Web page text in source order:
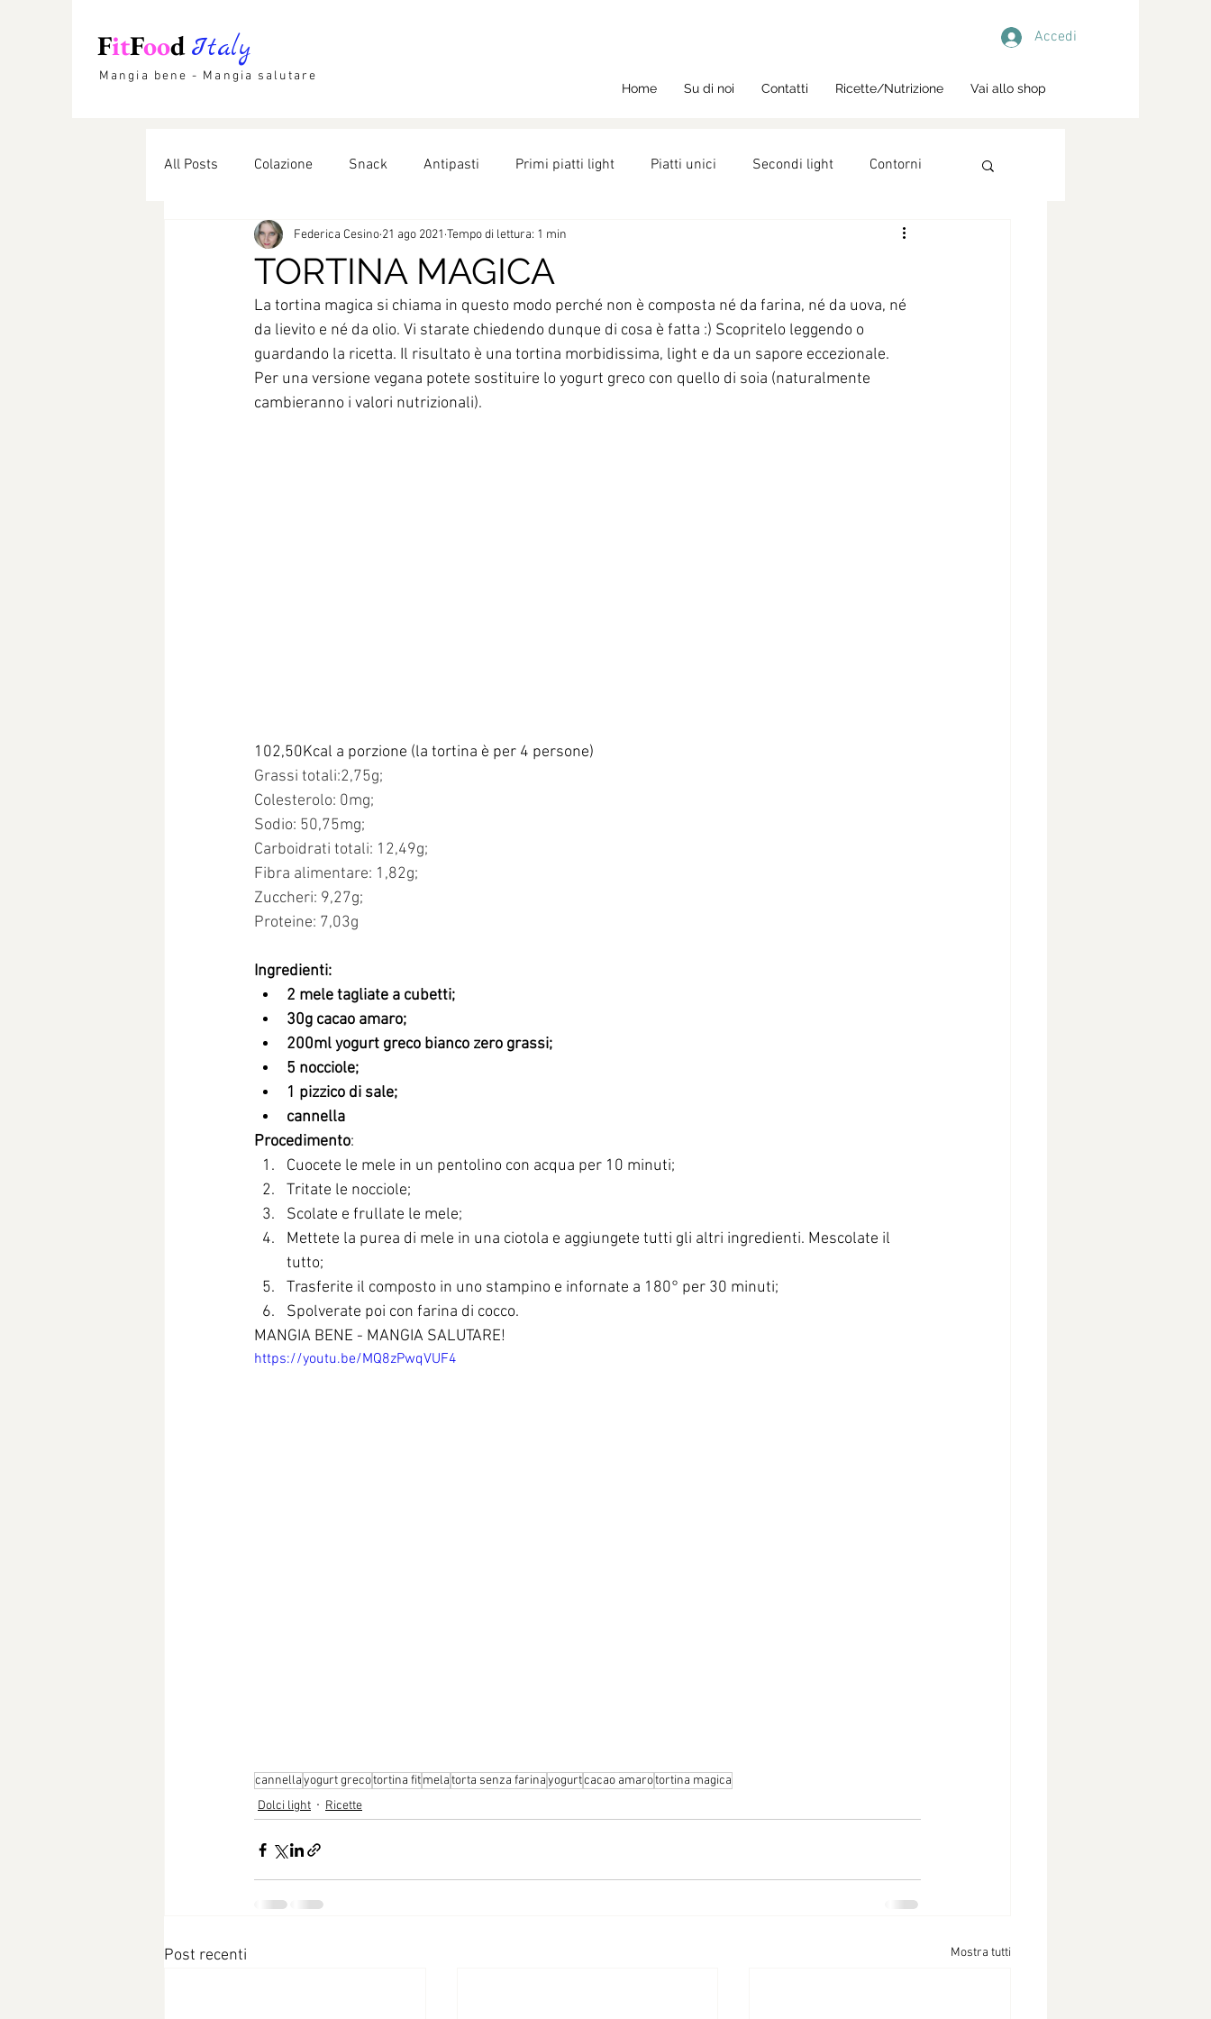
FitFoodItaly
Mangia bene - Mangia salutare
Accedi
Home Su di noi Contatti Ricette/Nutrizione Vai allo shop
All Posts Colazione Snack Antipasti Primi piatti light Piatti unici Secondi light Contorni
Lievitati Dolci light Ricette Nutrizione
TORTINA MAGICA
Federica Cesino 21 ago 2021 Tempo di lettura: 1 min
La tortina magica si chiama in questo modo perché non è composta né da farina, né da uova, né
da lievito e né da olio. Vi starate chiedendo dunque di cosa è fatta :) Scopritelo leggendo o
guardando la ricetta. Il risultato è una tortina morbidissima, light e da un sapore eccezionale.
Per una versione vegana potete sostituire lo yogurt greco con quello di soia (naturalmente
cambieranno i valori nutrizionali).
102,50Kcal a porzione (la tortina è per 4 persone)
Grassi totali:2,75g;
Colesterolo: 0mg;
Sodio: 50,75mg;
Carboidrati totali: 12,49g;
Fibra alimentare: 1,82g;
Zuccheri: 9,27g;
Proteine: 7,03g
Ingredienti:
2 mele tagliate a cubetti;
30g cacao amaro;
200ml yogurt greco bianco zero grassi;
5 nocciole;
1 pizzico di sale;
cannella
Procedimento:
Cuocete le mele in un pentolino con acqua per 10 minuti;
Tritate le nocciole;
Scolate e frullate le mele;
Mettete la purea di mele in una ciotola e aggiungete tutti gli altri ingredienti. Mescolate il
tutto;
Trasferite il composto in uno stampino e infornate a 180° per 30 minuti;
Spolverate poi con farina di cocco.
MANGIA BENE - MANGIA SALUTARE!
https://youtu.be/MQ8zPwqVUF4
cannellayogurt grecotortina fitmelatorta senza farinayogurtcacao amarotortina magica
Dolci light
Ricette
Post recenti Mostra tutti